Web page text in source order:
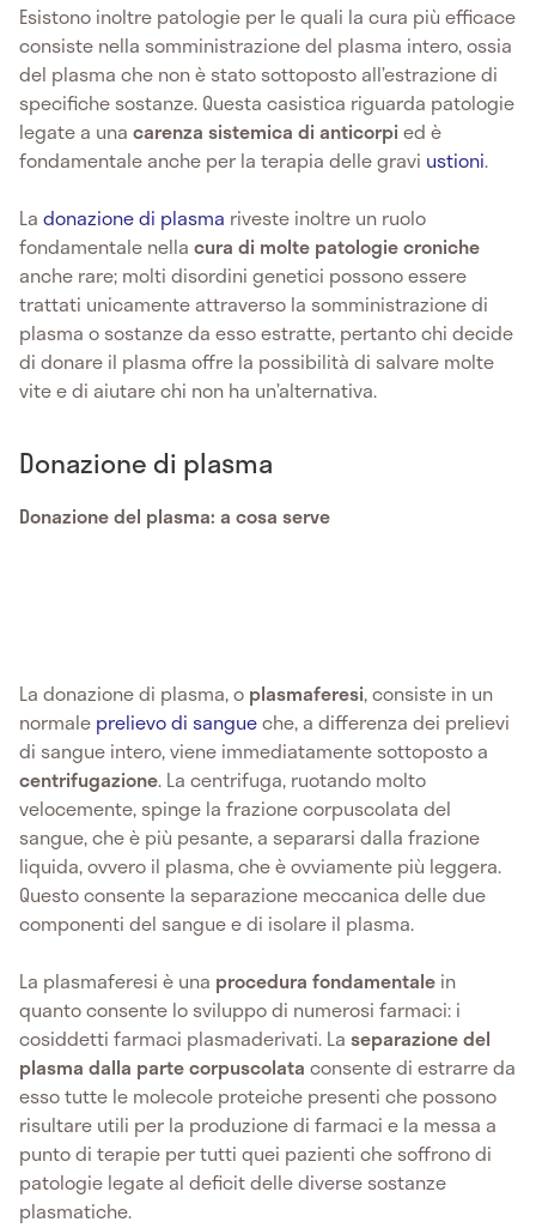
Esistono inoltre patologie per le quali la cura più efficace
consiste nella somministrazione del plasma intero, ossia
del plasma che non è stato sottoposto all’estrazione di
specifiche sostanze. Questa casistica riguarda patologie
legate a una carenza sistemica di anticorpied è
fondamentale anche per la terapia delle gravi ustioni.
La donazione di plasma riveste inoltre un ruolo
fondamentale nella cura di molte patologie croniche
anche rare; molti disordini genetici possono essere
trattati unicamente attraverso la somministrazione di
plasma o sostanze da esso estratte, pertanto chi decide
di donare il plasma offre la possibilità di salvare molte
vite e di aiutare chi non ha un’alternativa.
Donazione di plasma
Donazione del plasma: a cosa serve
La donazione di plasma, o plasmaferesi, consiste in un
normale prelievo di sangueche, a differenza dei prelievi
di sangue intero, viene immediatamente sottoposto a
centrifugazione. La centrifuga, ruotando molto
velocemente, spinge la frazione corpuscolata del
sangue, che è più pesante, a separarsi dalla frazione
liquida, ovvero il plasma, che è ovviamente più leggera.
Questo consente la separazione meccanica delle due
componenti del sangue e di isolare il plasma.
La plasmaferesi è una procedura fondamentale in
quanto consente lo sviluppo di numerosi farmaci: i
cosiddetti farmaci plasmaderivati. La separazione del
plasma dalla parte corpuscolata consente di estrarre da
esso tutte le molecole proteiche presenti che possono
risultare utili per la produzione di farmaci e la messa a
punto di terapie per tutti quei pazienti che soffrono di
patologie legate al deficit delle diverse sostanze
plasmatiche.